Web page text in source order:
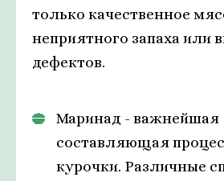
только качественное
неприятного запаха или
дефектов.
Маринад - важнейшая
составляющая
курочки. Различные